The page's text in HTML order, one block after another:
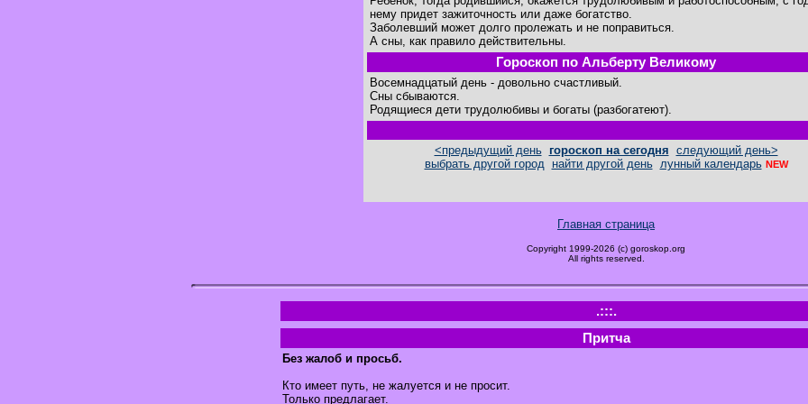
нему придет зажиточность или даже богатство.
Заболевший может долго пролежать и не поправиться.
А сны, как правило действительны.
Гороскоп по Альберту Великому
Восемнадцатый день - довольно счастливый.
Сны сбываются.
Родящиеся дети трудолюбивы и богаты (разбогатеют).
<предыдущий день гороскоп на сегодня следующий день>
выбрать другой город
найти другой день лунный календарь NEW
Главная страница
Copyright 1999-2026 (c) goroskop.org
All rights reserved.
.:::.
Притча
Без жалоб и просьб.
Кто имеет путь, не жалуется и не просит.
Только предлагает.